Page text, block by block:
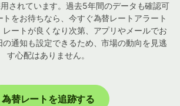
されています。過去5年間のデータも確認可
をお待ちなら、今すぐ為替レートアラート
レートが良くなり次第、アプリやメールでお
通知も設定できるため、市場の動向を見逃
す心配はありません。
為替レートを追跡する